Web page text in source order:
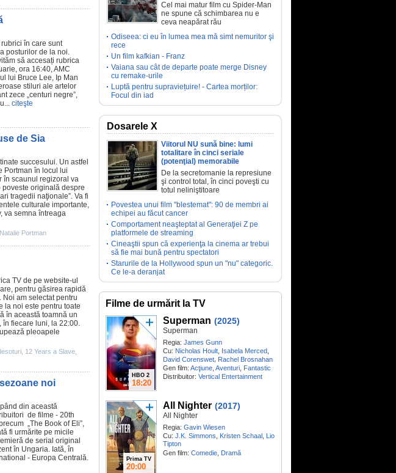
în care sunt
posturilor de la noi.
să accesați rubrica
ora 16:40, AMC
lui Bruce Lee, Ip Man
stiluri ale artelor
zece „centuri negre”,
citeşte
de Sia
succesului. Un astfel
Portman în locul lui
în scaunul regizoral va
poveste originală despre
tragedii naţionale”. Va fi
culturale importante,
va semna întreaga
Natalie Portman
TV de pe website-ul
pentru găsirea rapidă
am selectat pentru
la noi este pentru toate
în această toamnă un
în fiecare luni, la 22:00.
pleoapele
12 Years a Slave
noi
din această
de filme - 20th
„The Book of Eli”,
fi urmărite pe micile
de serial original
în Ungaria. Iată, în
- Europa Centrală.
Cel mai matur film cu Spider-Man
ne spune că schimbarea nu e
ceva neapărat rău
Odiseea: ci eu în lumea mea mă simt nemuritor şi
rece
Un film kafkian - Franz
Vaiana sau cât de departe poate merge Disney
cu remake-urile
Luptă pentru supraviețuire! - Cartea morților:
Focul din iad
Dosarele X
Viitorul NU sună bine: lumi
totalitare în cinci seriale
(potenţial) memorabile
De la secretomanie la represiune
şi control total, în cinci poveşti cu
totul neliniştitoare
Povestea unui film "blestemat": 90 de membri ai
echipei au făcut cancer
Comportament neaşteptat al Generaţiei Z pe
platformele de streaming
Cineaştii spun că experienţa la cinema ar trebui
să fie mai bună pentru spectatori
Starurile de la Hollywood spun un "nu" categoric.
Ce le-a deranjat
Filme de urmărit la TV
HBO 2
18:20
Superman (2025)
Superman
Regia: James Gunn
Cu: Nicholas Hoult Isabela Merced
David Corenswet, Rachel Brosnahan
Gen film: Acţiune Aventuri Fantastic
Distribuitor: Vertical Entertainment
Prima TV
20:00
All Nighter (2017)
All Nighter
Regia: Gavin Wiesen
Cu: J.K. Simmons Kristen Schaal Lio
Tipton
Gen film: Comedie Dramă